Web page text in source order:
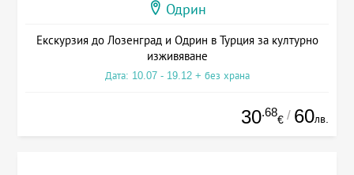
Одрин
Екскурзия до Лозенград и Одрин в Турция за културно
изживяване
Дата: 10.07 - 19.12 + без храна
30.68
€ / 60лв.